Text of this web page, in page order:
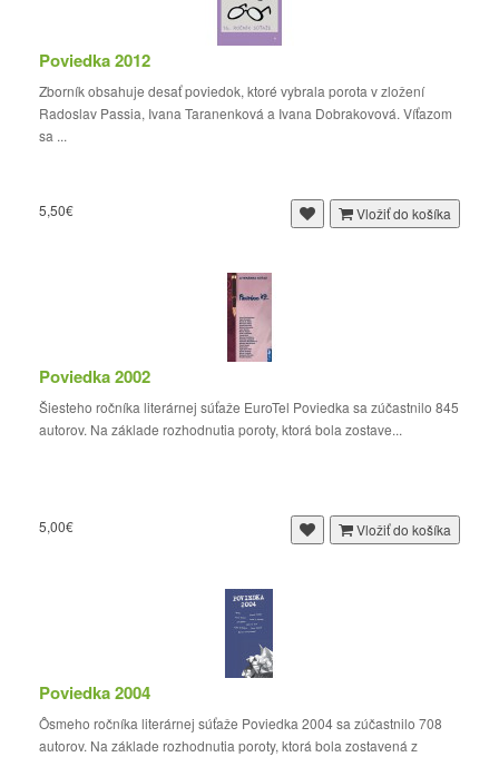
Poviedka 2012
Zborník obsahuje desať poviedok, ktoré vybrala porota v zložení
Radoslav Passia, Ivana Taranenková a Ivana Dobrakovová. Víťazom
sa ...
5,50€ Vložiť do košíka
Poviedka 2002
Šiesteho ročníka literárnej súťaže EuroTel Poviedka sa zúčastnilo 845
autorov. Na základe rozhodnutia poroty, ktorá bola zostave...
5,00€ Vložiť do košíka
Poviedka 2004
Ôsmeho ročníka literárnej súťaže Poviedka 2004 sa zúčastnilo 708
autorov. Na základe rozhodnutia poroty, ktorá bola zostavená z